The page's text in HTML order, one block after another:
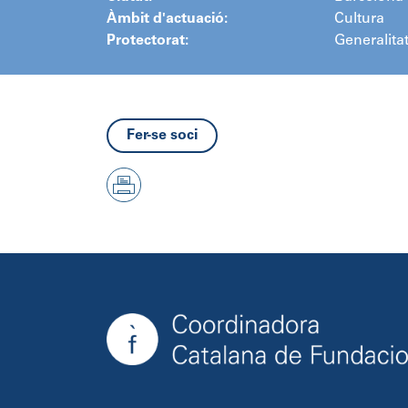
Àmbit d'actuació:
Cultura
Protectorat:
Fer-se soci